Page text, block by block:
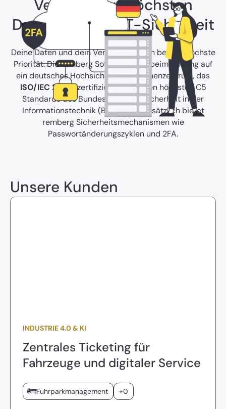
Vertraue auf höchsten
Datenschutz & IT-Sicherheit
Deine Daten und dein Vertrauen haben bei uns höchste
Priorität. Die remberg Software setzt beim Hosting auf
ein deutsches Hochsicherheits-Rechenzentrum, das
ISO/IEC 27001zertifiziert ist und den höchsten C5
Standards des Bundesamtes für Sicherheit in der
Informationstechnik (BSI) erfüllt. Zusätzlich bietet
remberg Sicherheitsmechanismen wie
Passwortänderungszyklen und 2FA.
Unsere Kunden
INDUSTRIE 4.0 & KI
Zentrales Ticketing für
Fahrzeuge und digitaler Service
Fuhrparkmanagement +0